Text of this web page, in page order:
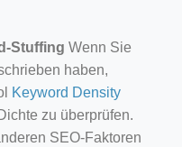
Stuffing Wenn Sie
haben,
Keyword Density
zu überprüfen.
SEO-Faktoren